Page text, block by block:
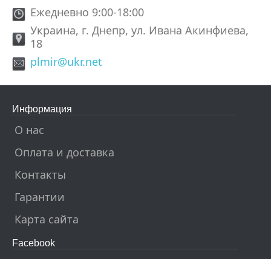
Ежедневно 9:00-18:00
Украина, г. Днепр, ул. Ивана Акинфиева,
18
plmir@ukr.net
Информация
О нас
Оплата и доставка
Контакты
Гарантии
Карта сайта
Facebook